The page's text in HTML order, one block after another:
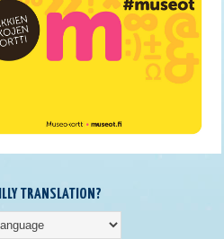
TRANSLATION?